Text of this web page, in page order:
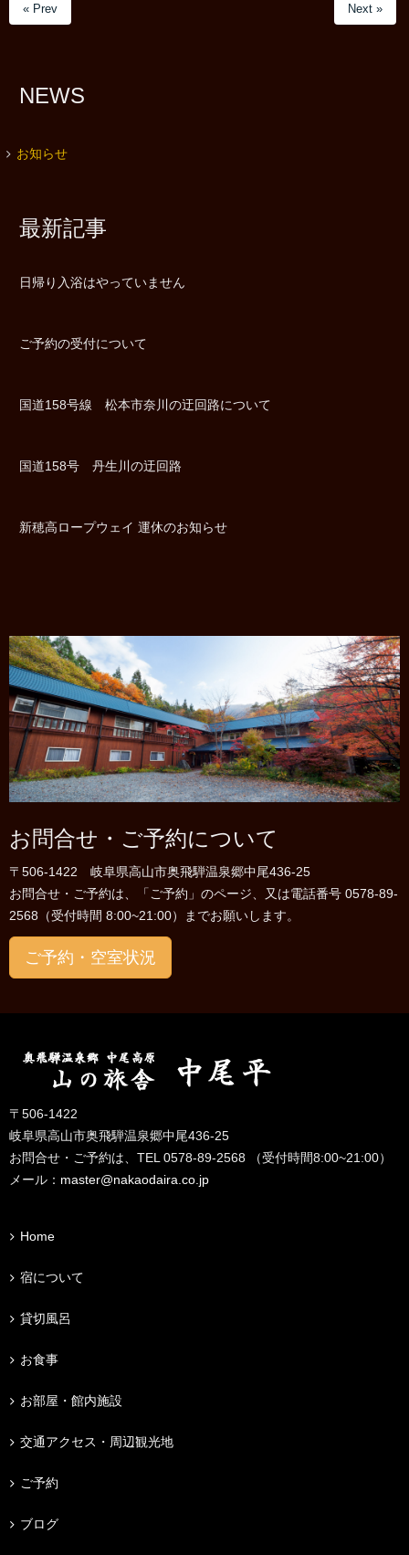
« Prev Next »
NEWS
お知らせ
最新記事
日帰り入浴はやっていません
ご予約の受付について
国道158号線 松本市奈川の迂回路について
国道158号 丹生川の迂回路
新穂高ロープウェイ 運休のお知らせ
お問合せ・ご予約について
〒506-1422 岐阜県高山市奥飛騨温泉郷中尾436-25
お問合せ・ご予約は、「ご予約」のページ、又は電話番号 0578-89-
2568（受付時間 8:00~21:00）までお願いします。
ご予約・空室状況
〒506-1422
岐阜県高山市奥飛騨温泉郷中尾436-25
お問合せ・ご予約は、TEL 0578-89-2568 （受付時間8:00~21:00）
メール： master@nakaodaira.co.jp
Home
宿について
貸切風呂
お食事
お部屋・館内施設
交通アクセス・周辺観光地
ご予約
ブログ